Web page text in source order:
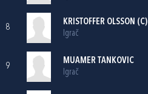
8
KRISTOFFER OLSSON (C)
Igrač
9
MUAMER TANKOVIC
Igrač